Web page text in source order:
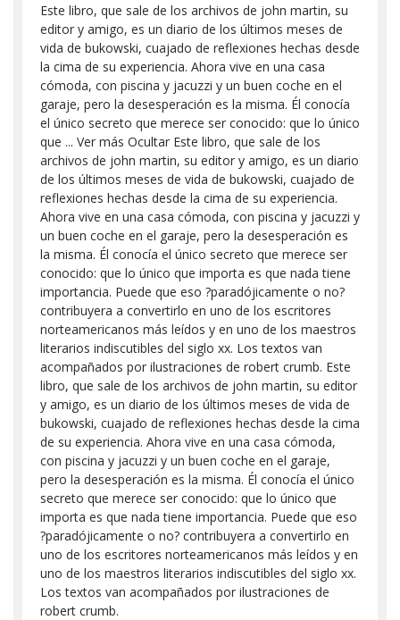
Este libro, que sale de los archivos de john martin, su
editor y amigo, es un diario de los últimos meses de
vida de bukowski, cuajado de reflexiones hechas desde
la cima de su experiencia. Ahora vive en una casa
cómoda, con piscina y jacuzzi y un buen coche en el
garaje, pero la desesperación es la misma. Él conocía
el único secreto que merece ser conocido: que lo único
que ... Ver más Ocultar Este libro, que sale de los
archivos de john martin, su editor y amigo, es un diario
de los últimos meses de vida de bukowski, cuajado de
reflexiones hechas desde la cima de su experiencia.
Ahora vive en una casa cómoda, con piscina y jacuzzi y
un buen coche en el garaje, pero la desesperación es
la misma. Él conocía el único secreto que merece ser
conocido: que lo único que importa es que nada tiene
importancia. Puede que eso ?paradójicamente o no?
contribuyera a convertirlo en uno de los escritores
norteamericanos más leídos y en uno de los maestros
literarios indiscutibles del siglo xx. Los textos van
acompañados por ilustraciones de robert crumb. Este
libro, que sale de los archivos de john martin, su editor
y amigo, es un diario de los últimos meses de vida de
bukowski, cuajado de reflexiones hechas desde la cima
de su experiencia. Ahora vive en una casa cómoda,
con piscina y jacuzzi y un buen coche en el garaje,
pero la desesperación es la misma. Él conocía el único
secreto que merece ser conocido: que lo único que
importa es que nada tiene importancia. Puede que eso
?paradójicamente o no? contribuyera a convertirlo en
uno de los escritores norteamericanos más leídos y en
uno de los maestros literarios indiscutibles del siglo xx.
Los textos van acompañados por ilustraciones de
robert crumb.